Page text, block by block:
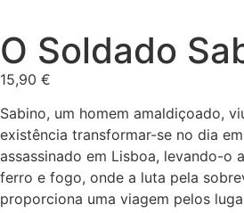
O Soldado
15,90 €
Sabino, um homem amaldiçoado,
existência transformar-se no dia
assassinado em Lisboa, levando-o
ferro e fogo, onde a luta pela
proporciona uma viagem pelos